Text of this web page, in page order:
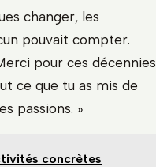
changer, les
pouvait compter.
pour ces décennies
ce que tu as mis de
passions. »
concrètes